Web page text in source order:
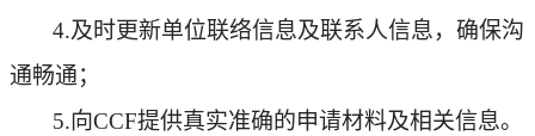
4.及时更新单位联络信息及联系人信息，确保沟
通畅通；
5.向CCF提供真实准确的申请材料及相关信息。